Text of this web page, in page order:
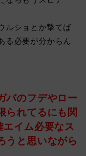
ルショとか撃てば
る必要が分からん
バのフデやロー
られてるにも関
イム必要なス
うと思いながら